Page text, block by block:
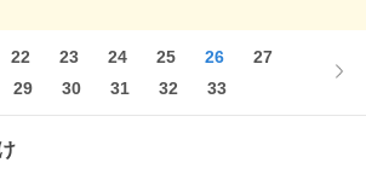
22 23 24 25 26
27
29 30 31 32 33